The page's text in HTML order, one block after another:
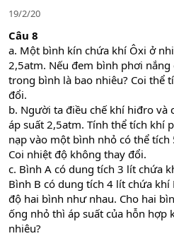
19/2/20
Câu 8
a. Một bình kín chứa khí Ôxi ở
2,5atm. Nếu đem bình phơi
trong bình là bao nhiêu? Coi thể
đổi.
b. Người ta điều chế khí hiđro
áp suất 2,5atm. Tính thể tích khí
nạp vào một bình nhỏ có thể
Coi nhiệt độ không thay đổi.
c. Bình A có dung tích 3 lít chứa
Bình B có dung tích 4 lít chứa
độ hai bình như nhau. Cho hai
ống nhỏ thì áp suất của hỗn hợp
nhiêu?